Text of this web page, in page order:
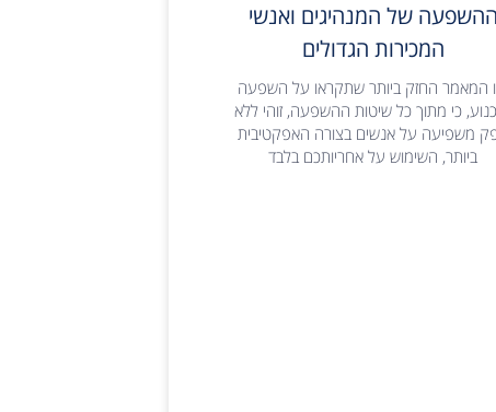
ההשפעה של המנהיגים ואנשי
המכירות הגדולים
המאמר החזק ביותר שתקראו על השפעה
כי מתוך כל שיטות ההשפעה, זוהי ללא
משפיעה על אנשים בצורה האפקטיבית
ביותר, השימוש על אחריותכם בלבד